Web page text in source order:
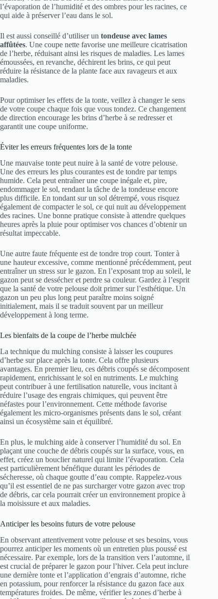
l’évaporation de l’humidité et des ombres pour les racines, ce
qui aide à préserver l’eau dans le sol.
Il est aussi conseillé d’utiliser un tondeuse avec lames
affûtées. Une coupe nette favorise une meilleure cicatrisation
de l’herbe, réduisant ainsi les risques de maladies. Les lames
émoussées, en revanche, déchirent les brins, ce qui peut
réduire la résistance de la plante face aux ravageurs et aux
maladies.
Pour optimiser les effets de la tonte, veillez à changer le sens
de votre coupe chaque fois que vous tondez. Ce changement
de direction encourage les brins d’herbe à se redresser et
garantit une coupe uniforme.
Éviter les erreurs fréquentes lors de la tonte
Une mauvaise tonte peut nuire à la santé de votre pelouse.
Une des erreurs les plus courantes est de tondre par temps
humide. Cela peut entraîner une coupe inégale et, pire,
endommager le sol, rendant la tâche de la tondeuse encore
plus difficile. En tondant sur un sol détrempé, vous risquez
également de compacter le sol, ce qui nuit au développement
des racines. Une bonne pratique consiste à attendre quelques
heures après la pluie pour optimiser vos chances d’obtenir un
résultat impeccable.
Une autre faute fréquente est de tondre trop court. Tonter à
une hauteur excessive, comme mentionné précédemment, peut
entraîner un stress sur le gazon. En l’exposant trop au soleil, le
gazon peut se dessécher et perdre sa couleur. Gardez à l’esprit
que la santé de votre pelouse doit primer sur l’esthétique. Un
gazon un peu plus long peut paraître moins soigné
initialement, mais il se traduit souvent par un meilleur
développement à long terme.
Les bienfaits de la coupe de l’herbe mulchée
La technique du mulching consiste à laisser les coupures
d’herbe sur place après la tonte. Cela offre plusieurs
avantages. En premier lieu, ces débris coupés se décomposent
rapidement, enrichissant le sol en nutriments. Le mulching
peut contribuer à une fertilisation naturelle, vous incitant à
réduire l’usage des engrais chimiques, qui peuvent être
néfastes pour l’environnement. Cette méthode favorise
également les micro-organismes présents dans le sol, créant
ainsi un écosystème sain et équilibré.
En plus, le mulching aide à conserver l’humidité du sol. En
plaçant une couche de débris coupés sur la surface, vous, en
effet, créez un bouclier naturel qui limite l’évaporation. Cela
est particulièrement bénéfique durant les périodes de
sécheresse, où chaque goutte d’eau compte. Rappelez-vous
qu’il est essentiel de ne pas surcharger votre gazon avec trop
de débris, car cela pourrait créer un environnement propice à
la moisissure et aux maladies.
Anticiper les besoins futurs de votre pelouse
En observant attentivement votre pelouse et ses besoins, vous
pourrez anticiper les moments où un entretien plus poussé est
nécessaire. Par exemple, lors de la transition vers l’automne, il
est crucial de préparer le gazon pour l’hiver. Cela peut inclure
une dernière tonte et l’application d’engrais d’automne, riche
en potassium, pour renforcer la résistance du gazon face aux
températures froides. De même, vérifier les zones d’herbe à